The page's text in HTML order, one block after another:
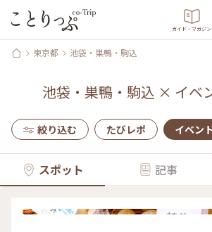
ガイド・マガジン
東京都 池袋・巣鴨・駒込
池袋・巣鴨・駒込 × イベ
絞り込む たびレポ イベン
スポット 記事